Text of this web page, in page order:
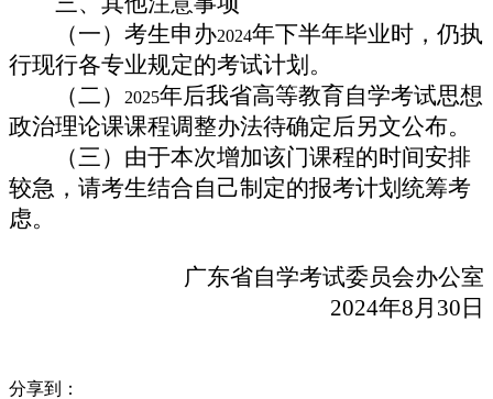
（一）考生申办2024年下半年毕业时，仍执
行现行各专业规定的考试计划。
（二）
2025年后我省高等教育自学考试思想
政治理论课课程调整办法待确定后另文公布。
（三）由于本次增加该门课程的时间安排
较急，请考生结合自己制定的报考计划统筹考
虑。
广东省自学考试委员会办公室
2024年8月30日
分享到：